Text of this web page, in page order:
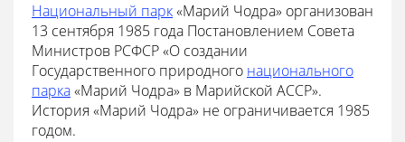
Национальный парк«Марий Чодра» организован
13 сентября 1985 года Постановлением Совета
Министров РСФСР «О создании
Государственного природного национального
парка«Марий Чодра» в Марийской АССР».
История «Марий Чодра» не ограничивается 1985
годом.